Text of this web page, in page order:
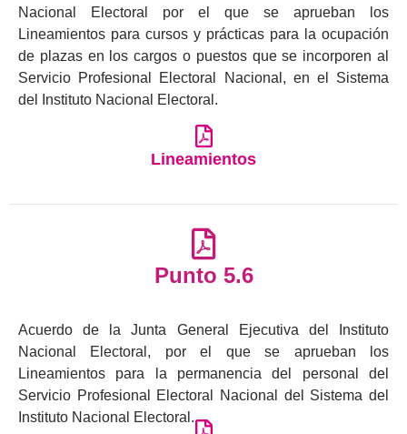
Nacional Electoral por el que se aprueban los
Lineamientos para cursos y prácticas para la ocupación
de plazas en los cargos o puestos que se incorporen al
Servicio Profesional Electoral Nacional, en el Sistema
del Instituto Nacional Electoral.
Lineamientos
Punto 5.6
Acuerdo de la Junta General Ejecutiva del Instituto
Nacional Electoral, por el que se aprueban los
Lineamientos para la permanencia del personal del
Servicio Profesional Electoral Nacional del Sistema del
Instituto Nacional Electoral.